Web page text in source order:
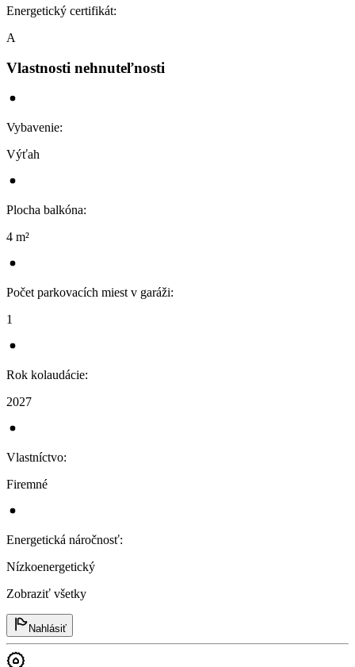
Energetický certifikát:
A
Vlastnosti nehnuteľnosti
Vybavenie:
Výťah
Plocha balkóna:
4 m²
Počet parkovacích miest v garáži:
1
Rok kolaudácie:
2027
Vlastníctvo:
Firemné
Energetická náročnosť:
Nízkoenergetický
Zobraziť všetky
Nahlásiť